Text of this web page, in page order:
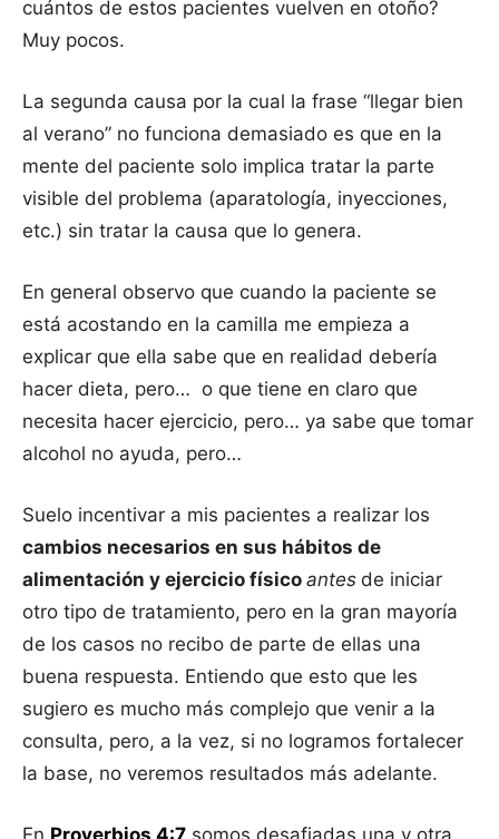
cuántos de estos pacientes vuelven en otoño?
Muy pocos.
La segunda causa por la cual la frase “llegar bien
al verano” no funciona demasiado es que en la
mente del paciente solo implica tratar la parte
visible del problema (aparatología, inyecciones,
etc.) sin tratar la causa que lo genera.
En general observo que cuando la paciente se
está acostando en la camilla me empieza a
explicar que ella sabe que en realidad debería
hacer dieta, pero… o que tiene en claro que
necesita hacer ejercicio, pero… ya sabe que tomar
alcohol no ayuda, pero…
Suelo incentivar a mis pacientes a realizar los
cambios necesarios en sus hábitos de
alimentación y ejercicio físico antes de iniciar
otro tipo de tratamiento, pero en la gran mayoría
de los casos no recibo de parte de ellas una
buena respuesta. Entiendo que esto que les
sugiero es mucho más complejo que venir a la
consulta, pero, a la vez, si no logramos fortalecer
la base, no veremos resultados más adelante.
En Proverbios 4:7 somos desafiadas una y otra